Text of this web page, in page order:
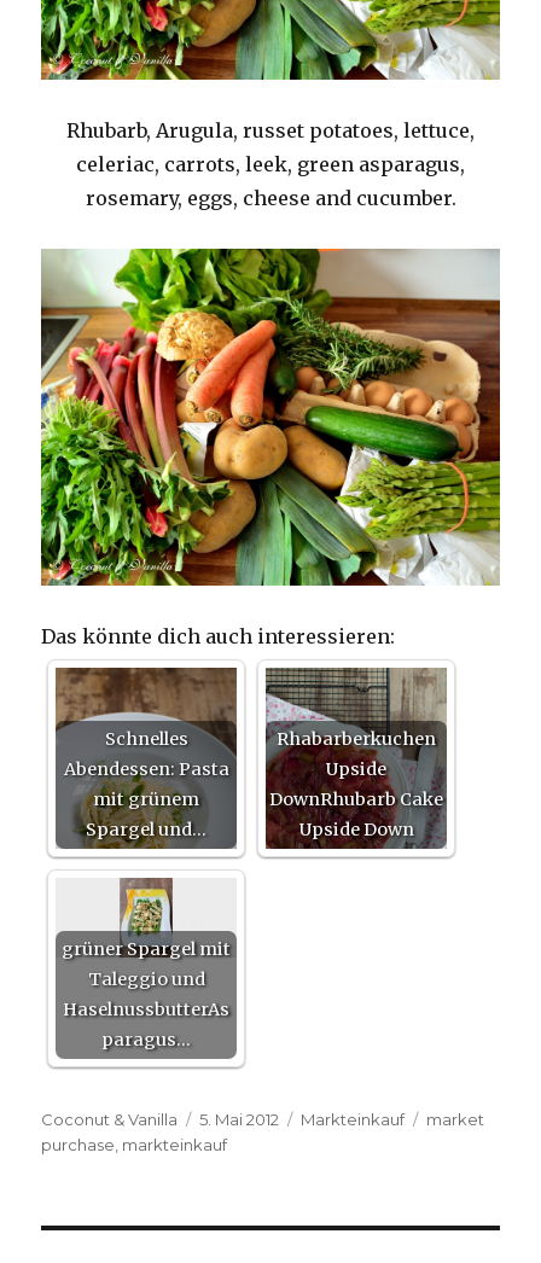
Rhubarb, Arugula, russet potatoes, lettuce,
celeriac, carrots, leek, green asparagus,
rosemary, eggs, cheese and cucumber.
Das könnte dich auch interessieren:
Schnelles
Abendessen: Pasta
mit grünem
Spargel und…
Rhabarberkuchen
Upside
DownRhubarb Cake
Upside Down
grüner Spargel mit
Taleggio und
HaselnussbutterAs
paragus…
Autor
Coconut & Vanilla
Veröffentlicht
am
5. Mai 2012 Kategorien
Markteinkauf Schlagwörter
market
purchase markteinkauf